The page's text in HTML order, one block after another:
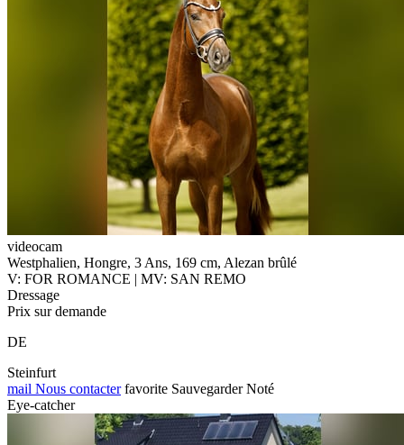
videocam
Westphalien, Hongre, 3 Ans, 169 cm, Alezan brûlé
V: FOR ROMANCE | MV: SAN REMO
Dressage
Prix sur demande
DE
Steinfurt
mail Nous contacter favorite Sauvegarder Noté
Eye-catcher